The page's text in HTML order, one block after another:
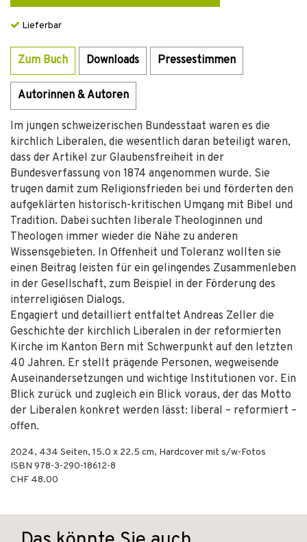
Lieferbar
Zum Buch Downloads Pressestimmen
Autorinnen & Autoren
Im jungen schweizerischen Bundesstaat waren es die
kirchlich Liberalen, die wesentlich daran beteiligt waren,
dass der Artikel zur Glaubensfreiheit in der
Bundesverfassung von 1874 angenommen wurde. Sie
trugen damit zum Religionsfrieden bei und förderten den
aufgeklärten historisch-kritischen Umgang mit Bibel und
Tradition. Dabei suchten liberale Theologinnen und
Theologen immer wieder die Nähe zu anderen
Wissensgebieten. In Offenheit und Toleranz wollten sie
einen Beitrag leisten für ein gelingendes Zusammenleben
in der Gesellschaft, zum Beispiel in der Förderung des
interreligiösen Dialogs.
Engagiert und detailliert entfaltet Andreas Zeller die
Geschichte der kirchlich Liberalen in der reformierten
Kirche im Kanton Bern mit Schwerpunkt auf den letzten
40 Jahren. Er stellt prägende Personen, wegweisende
Auseinandersetzungen und wichtige Institutionen vor. Ein
Blick zurück und zugleich ein Blick voraus, der das Motto
der Liberalen konkret werden lässt: liberal – reformiert –
offen.
2024, 434 Seiten, 15.0 x 22.5 cm, Hardcover mit s/w-Fotos
ISBN 978-3-290-18612-8
CHF 48.00